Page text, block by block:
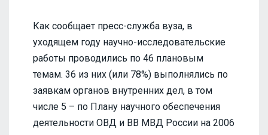
Как сообщает пресс-служба вуза, в
уходящем году научно-исследовательские
работы проводились по 46 плановым
темам. 36 из них (или 78%) выполнялись по
заявкам органов внутренних дел, в том
числе 5 – по Плану научного обеспечения
деятельности ОВД и ВВ МВД России на 2006